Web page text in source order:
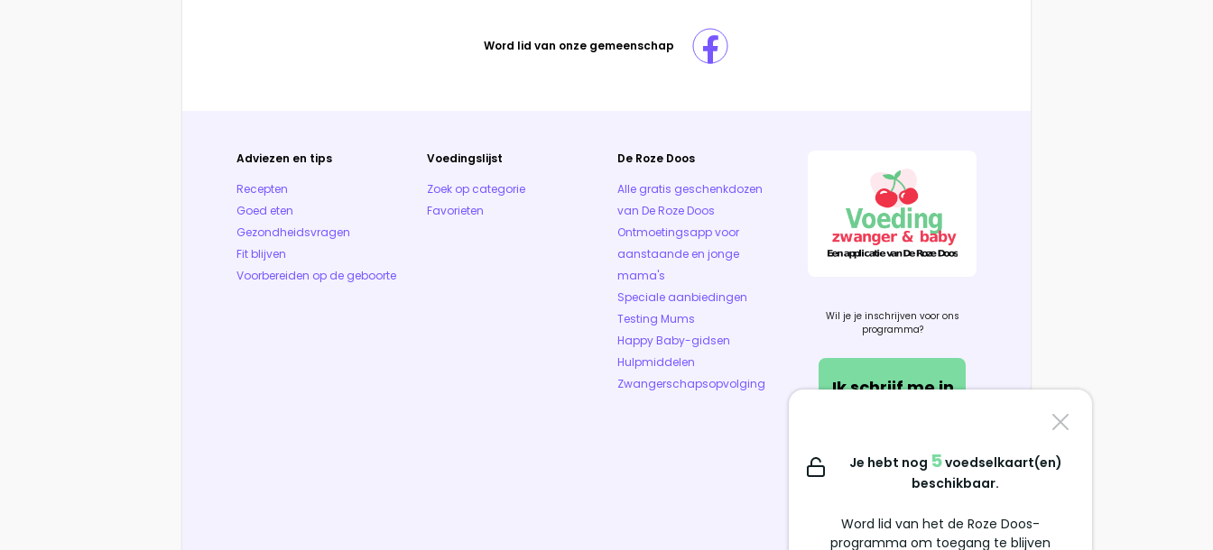
Word lid van onze gemeenschap
Adviezen en tips
Recepten
Goed eten
Gezondheidsvragen
Fit blijven
Voorbereiden op de geboorte
Voedingslijst
Zoek op categorie
Favorieten
De Roze Doos
Alle gratis geschenkdozen
van De Roze Doos
Ontmoetingsapp voor
aanstaande en jonge
mama's
Speciale aanbiedingen
Testing Mums
Happy Baby-gidsen
Hulpmiddelen
Zwangerschapsopvolging
Wil je je inschrijven voor ons
programma?
Ik schrijf me in
Contacteer ons
support@alimentation-
Je hebt nog 5voedselkaart(en)
beschikbaar.
Word lid van het de Roze Doos-
programma om toegang te blijven